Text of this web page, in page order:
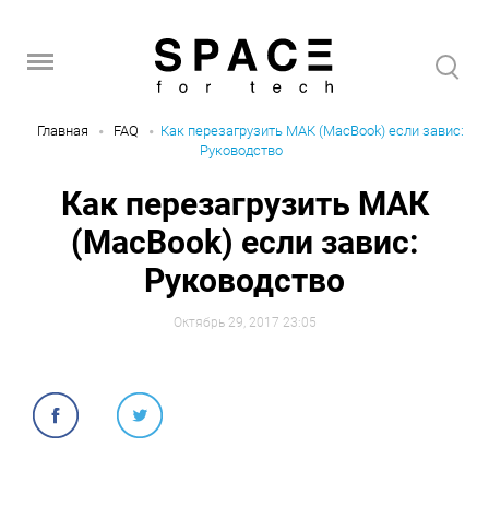
Главная FAQ
Как перезагрузить МАК (MacBook) если завис:
Руководство
Как перезагрузить МАК
(MacBook) если завис:
Руководство
Октябрь 29, 2017 23:05